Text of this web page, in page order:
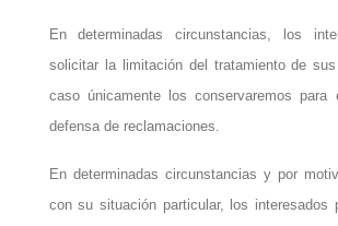
En determinadas circunstancias, los
solicitar la limitación del tratamiento de
caso únicamente los conservaremos
defensa de reclamaciones.
En determinadas circunstancias y por
con su situación particular, los interesados